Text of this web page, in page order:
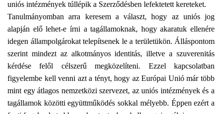
uniós intézmények túllépik a Szerződésben lefektetett kereteket.
Tanulmányomban arra keresem a választ, hogy az uniós jog
alapján elő lehet-e írni a tagállamoknak, hogy akaratuk ellenére
idegen állampolgárokat telepítsenek le a területükön. Álláspontom
szerint mindezt az alkotmányos identitás, illetve a szuverenitás
kérdése felől célszerű megközelíteni. Ezzel kapcsolatban
figyelembe kell venni azt a tényt, hogy az Európai Unió már több
mint egy átlagos nemzetközi szervezet, az uniós intézmények és a
tagállamok közötti együttműködés sokkal mélyebb. Éppen ezért a